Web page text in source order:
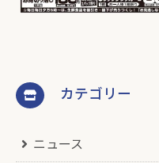
カテゴリー
ニュース